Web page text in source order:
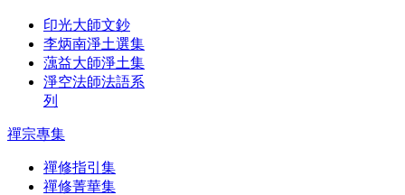
印光大師文鈔
李炳南淨土選集
蕅益大師淨土集
淨空法師法語系
列
禪宗專集
禪修指引集
禪修菁華集